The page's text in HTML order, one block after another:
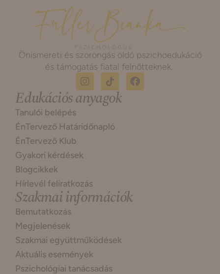
Önismereti és szorongás oldó pszichoedukáció
és támogatás fiatal felnőtteknek.
Edukációs anyagok
Tanulói belépés
ÉnTervező Határidőnapló
ÉnTervező Klub
Gyakori kérdések
Blogcikkek
Hírlevél feliratkozás
Szakmai információk
Bemutatkozás
Megjelenések
Szakmai együttműködések
Aktuális események
Pszichológiai tanácsadás